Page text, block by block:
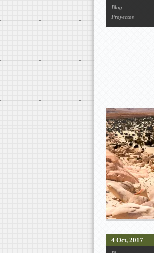
Blog
Proyectos
4 Oct, 2017